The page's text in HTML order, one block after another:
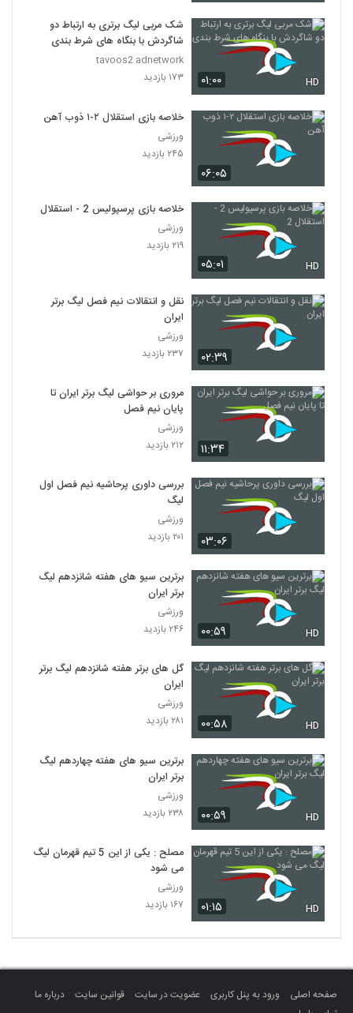
۰۱:۰۰ HD
شک مربی لیگ برتری به ارتباط دو
شاگردش با بنگاه های شرط بندی
tavoos2 adnetwork
۱۷۳ بازدید
۰۶:۰۵
خلاصه بازی استقلال ۲-۱ ذوب آهن
ورزشی
۲۴۵ بازدید
۰۵:۰۱ HD
خلاصه بازی پرسپولیس 2 - استقلال 2
ورزشی
۲۱۹ بازدید
۰۲:۳۹
نقل و انتقالات نیم فصل لیگ برتر
ایران
ورزشی
۲۳۷ بازدید
۱۱:۳۴
مروری بر حواشی لیگ برتر ایران تا
پایان نیم فصل
ورزشی
۲۱۲ بازدید
۰۳:۰۶
بررسی داوری پرحاشیه نیم فصل اول
لیگ
ورزشی
۲۰۱ بازدید
۰۰:۵۹ HD
برترین سیو های هفته شانزدهم لیگ
برتر ایران
ورزشی
۲۴۶ بازدید
۰۰:۵۸ HD
گل های برتر هفته شانزدهم لیگ برتر
ایران
ورزشی
۲۸۱ بازدید
۰۰:۵۹ HD
برترین سیو های هفته چهاردهم لیگ
برتر ایران
ورزشی
۲۳۸ بازدید
۰۱:۱۵ HD
مصلح : یکی از این 5 تیم قهرمان لیگ
می شود
ورزشی
۱۶۷ بازدید
صفحه اصلی ورود به پنل کاربری عضویت در سایت قوانین سایت
درباره ما